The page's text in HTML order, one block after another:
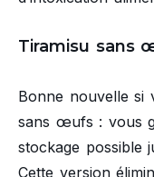
Tiramisu sans
Bonne nouvelle si
sans œufs : vous
stockage possible
Cette version